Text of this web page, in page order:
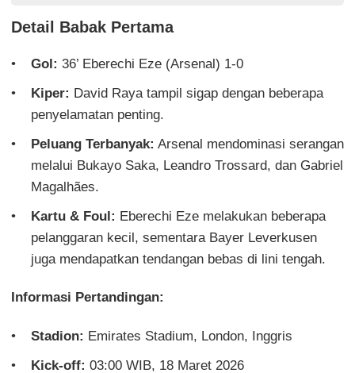
Detail Babak Pertama
Gol: 36’ Eberechi Eze (Arsenal) 1-0
Kiper: David Raya tampil sigap dengan beberapa
penyelamatan penting.
Peluang Terbanyak: Arsenal mendominasi serangan
melalui Bukayo Saka, Leandro Trossard, dan Gabriel
Magalhães.
Kartu & Foul: Eberechi Eze melakukan beberapa
pelanggaran kecil, sementara Bayer Leverkusen
juga mendapatkan tendangan bebas di lini tengah.
Informasi Pertandingan:
Stadion: Emirates Stadium, London, Inggris
Kick-off: 03:00 WIB, 18 Maret 2026